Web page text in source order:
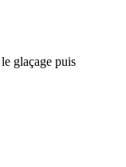
glaçage puis